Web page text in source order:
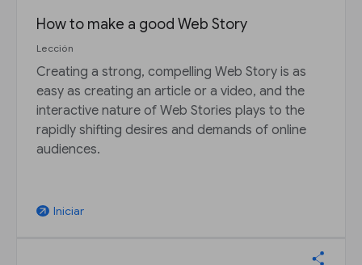
How to make a good Web Story
Lección
Creating a strong, compelling Web Story is as
easy as creating an article or a video, and the
interactive nature of Web Stories plays to the
rapidly shifting desires and demands of online
audiences.
arrow_outward Iniciar